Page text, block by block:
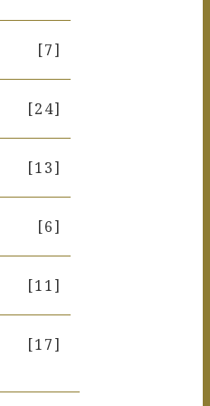
[7]
[24]
[13]
[6]
[11]
[17]